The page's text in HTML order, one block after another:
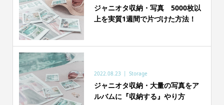
ジャニオタ収納・写真 5000枚以
上を実質1週間で片づけた方法！
2022.08.23 Storage
ジャニオタ収納・大量の写真をア
ルバムに『収納する』やり方